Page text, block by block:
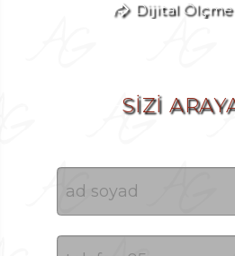
Dijital
SİZİ